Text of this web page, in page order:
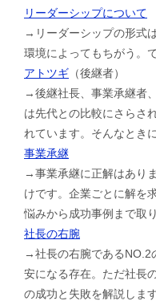
リーダーシップについて
→リーダーシップの形式
環境によってもちがう。
アトツギ （後継者）
→後継社長、事業承継者
は先代との比較にさらさ
れています。そんなとき
事業承継
→事業承継に正解はあり
けです。企業ごとに解を
悩みから成功事例まで取
社長の右腕
→社長の右腕であるNO.2
安になる存在。ただ社長
の成功と失敗を解説しま